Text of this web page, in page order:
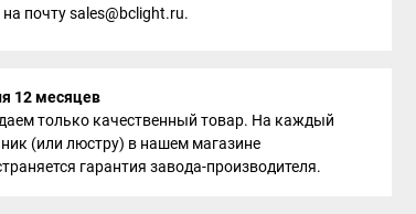
почту sales@bclight.ru.
12 месяцев
только качественный товар. На каждый
(или люстру) в нашем магазине
гарантия завода-производителя.